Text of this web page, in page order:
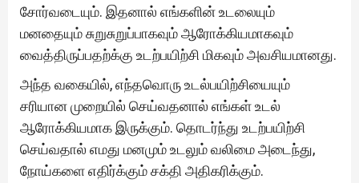
சோர்வடையும். இதனால் எங்களின் உடலையும்
மனதையும் சுறுசுறுப்பாகவும் ஆரோக்கியமாகவும்
வைத்திருப்பதற்க்கு உடற்பயிற்சி மிகவும் அவசியமானது.
அந்த வகையில், எந்தவொரு உடல்பயிற்சியையும்
சரியான முறையில் செய்வதனால் எங்கள் உடல்
ஆரோக்கியமாக இருக்கும். தொடர்ந்து உடற்பயிற்சி
செய்வதால் எமது மனமும் உடலும் வலிமை அடைந்து,
நோய்களை எதிர்க்கும் சக்தி அதிகரிக்கும்.